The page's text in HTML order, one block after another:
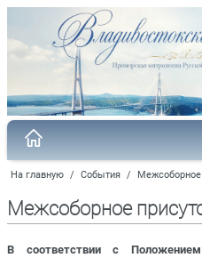
На главную / События / Межсоборное
Межсоборное
В соответствии с